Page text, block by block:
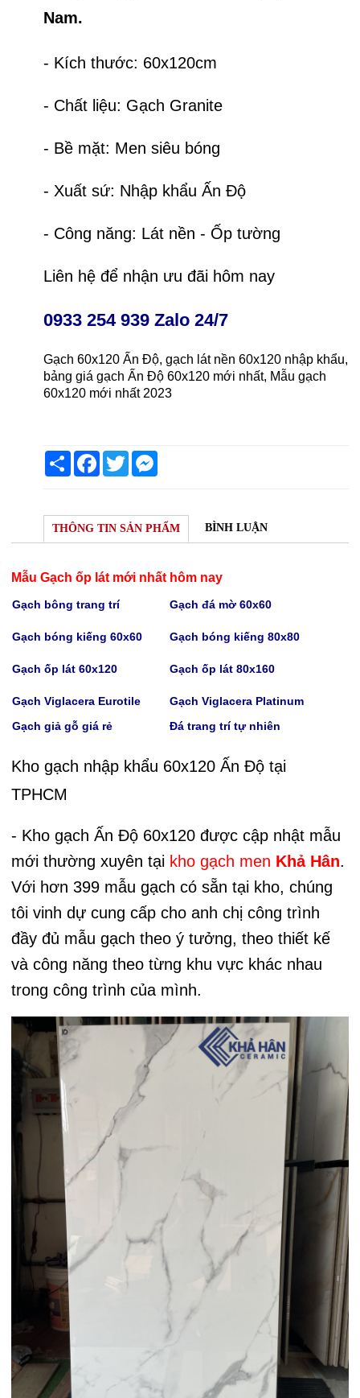
Nam.
- Kích thước: 60x120cm
- Chất liệu: Gạch Granite
- Bề mặt: Men siêu bóng
- Xuất sứ: Nhập khẩu Ấn Độ
- Công năng: Lát nền - Ốp tường
Liên hệ để nhận ưu đãi hôm nay
0933 254 939 Zalo 24/7
Gạch 60x120 Ấn Độ, gạch lát nền 60x120 nhập khẩu,
bảng giá gạch Ấn Độ 60x120 mới nhất, Mẫu gạch
60x120 mới nhất 2023
Share Facebook
Twitter
THÔNG TIN SẢN PHẨM BÌNH LUẬN
Mẫu Gạch ốp lát mới nhất hôm nay
Gạch bông trang trí Gạchđá mờ 60x60
Gạch bóng kiếng 60x60 Gạch bóng kiếng80x80
Gạchốp lát 60x120 Gạchốp lát 80x160
Gạch Viglacera Eurotile Gạch Viglacera Platinum
Gạch giả gỗ giá rẻ
Đá trang trí tự nhiên
Kho gạch nhập khẩu 60x120 Ấn Độ tại
TPHCM
- Kho gạch Ấn Độ 60x120 được cập nhật mẫu
mới thường xuyên tại kho gạch men Khả Hân.
Với hơn 399 mẫu gạch có sẵn tại kho, chúng
tôi vinh dự cung cấp cho anh chị công trình
đầy đủ mẫu gạch theo ý tưởng, theo thiết kế
và công năng theo từng khu vực khác nhau
trong công trình của mình.